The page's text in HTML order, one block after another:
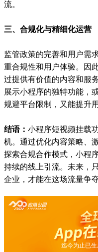
流。
三、合规化与精细化运营
监管政策的完善和用户需
重合规性和用户体验。因
过提供有价值的内容和服
展示小程序的独特功能，
规避平台限制，又能提升
结语： 小程序短视频挂载
机。通过优化内容策略、
探索合规合作模式，小程
持续的线上引流。未来，
企业，才能在这场流量争
迄今为止已